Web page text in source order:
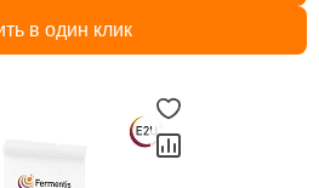
в один клик